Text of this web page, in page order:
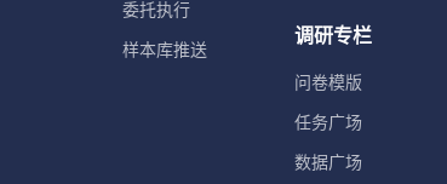
委托执行
样本库推送
调研专栏
问卷模版
任务广场
数据广场